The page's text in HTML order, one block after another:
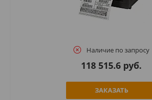
Наличие по запросу
118 515.6 руб.
ЗАКАЗАТЬ